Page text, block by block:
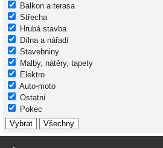
Balkon a terasa
Střecha
Hrubá stavba
Dílna a nářadí
Stavebniny
Malby, nátěry, tapety
Elektro
Auto-moto
Ostatní
Pokec